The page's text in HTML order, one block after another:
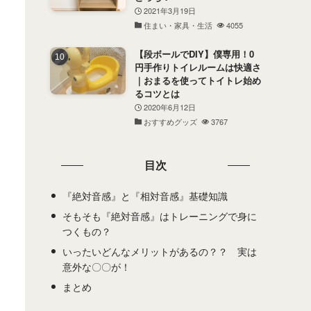
2021年3月19日
住まい・家具・生活
4055
【段ボールでDIY】僕専用！0
円手作りトイレルームは快適さ
｜おまるを使ってトイトレ始め
るコツとは
2020年6月12日
おすすめグッズ
3767
目次
『絶対音感』と『相対音感』基礎知識
そもそも『絶対音感』はトレーニングで身に
つくもの？
いったいどんなメリットがあるの？？ 実は
意外な〇〇が！
まとめ